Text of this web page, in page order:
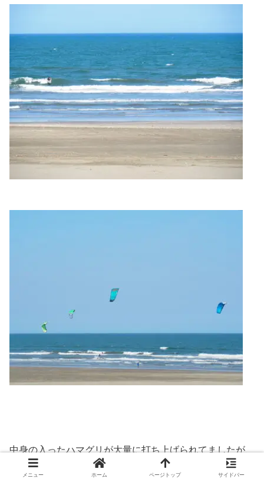
中身の入ったハマグリが大量に打ち上げられてましたが、
貝の考えてる事は皆目分からん（ｼﾞﾜｧ..
メニュー ホーム ページトップ サイドバー